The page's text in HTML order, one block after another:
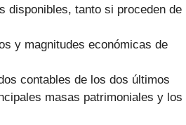
disponibles, tanto si proceden de
y magnitudes económicas de
contables de los dos últimos
masas patrimoniales y los